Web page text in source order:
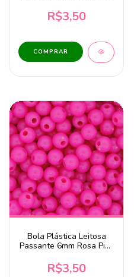
R$3,50
Bola Plástica Leitosa
Passante 6mm Rosa Pink
R$3,50